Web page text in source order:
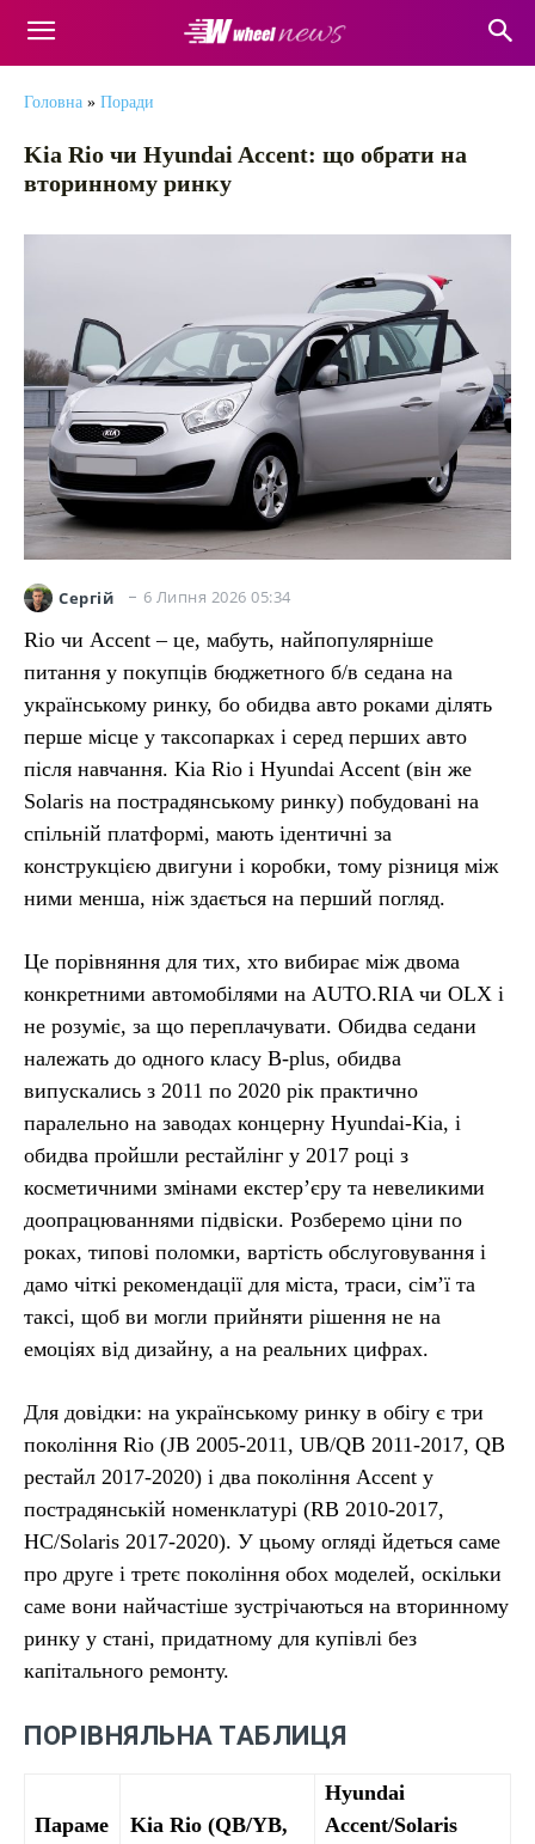
Головна » Поради
Kia Rio чи Hyundai Accent: що обрати на
вторинному ринку
Сергій 6 Липня 2026 05:34
Rio чи Accent – це, мабуть, найпопулярніше
питання у покупців бюджетного б/в седана на
українському ринку, бо обидва авто роками ділять
перше місце у таксопарках і серед перших авто
після навчання. Kia Rio і Hyundai Accent (він же
Solaris на пострадянському ринку) побудовані на
спільній платформі, мають ідентичні за
конструкцією двигуни і коробки, тому різниця між
ними менша, ніж здається на перший погляд.
Це порівняння для тих, хто вибирає між двома
конкретними автомобілями на AUTO.RIA чи OLX і
не розуміє, за що переплачувати. Обидва седани
належать до одного класу B-plus, обидва
випускались з 2011 по 2020 рік практично
паралельно на заводах концерну Hyundai-Kia, і
обидва пройшли рестайлінг у 2017 році з
косметичними змінами екстер’єру та невеликими
доопрацюваннями підвіски. Розберемо ціни по
роках, типові поломки, вартість обслуговування і
дамо чіткі рекомендації для міста, траси, сім’ї та
таксі, щоб ви могли прийняти рішення не на
емоціях від дизайну, а на реальних цифрах.
Для довідки: на українському ринку в обігу є три
покоління Rio (JB 2005-2011, UB/QB 2011-2017, QB
рестайл 2017-2020) і два покоління Accent у
пострадянській номенклатурі (RB 2010-2017,
HC/Solaris 2017-2020). У цьому огляді йдеться саме
про друге і третє покоління обох моделей, оскільки
саме вони найчастіше зустрічаються на вторинному
ринку у стані, придатному для купівлі без
капітального ремонту.
ПОРІВНЯЛЬНА ТАБЛИЦЯ
Параме
Kia Rio (QB/YB,
Hyundai
Accent/Solaris